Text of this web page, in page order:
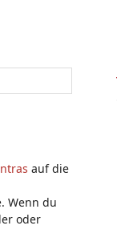
auf die
Wenn du
oder